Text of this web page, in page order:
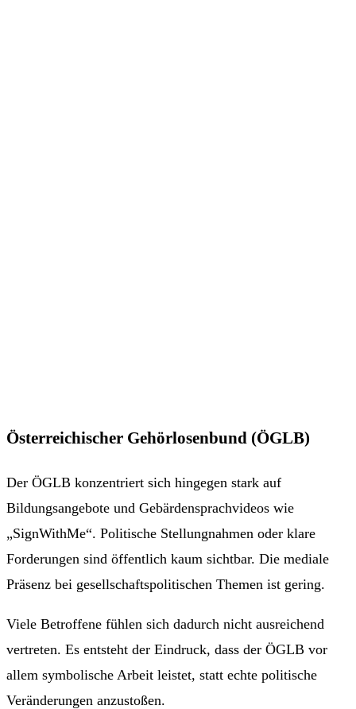
Österreichischer Gehörlosenbund (ÖGLB)
Der ÖGLB konzentriert sich hingegen stark auf
Bildungsangebote und Gebärdensprachvideos wie
„SignWithMe“. Politische Stellungnahmen oder klare
Forderungen sind öffentlich kaum sichtbar. Die mediale
Präsenz bei gesellschaftspolitischen Themen ist gering.
Viele Betroffene fühlen sich dadurch nicht ausreichend
vertreten. Es entsteht der Eindruck, dass der ÖGLB vor
allem symbolische Arbeit leistet, statt echte politische
Veränderungen anzustoßen.